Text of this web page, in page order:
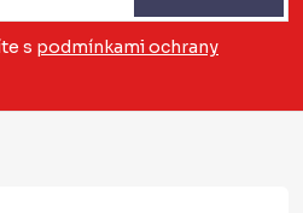
s podmínkami ochrany